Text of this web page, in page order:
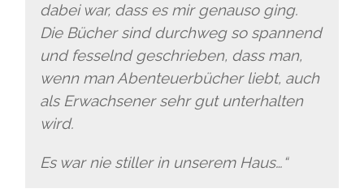
dabei war, dass es mir genauso ging.
Die Bücher sind durchweg so spannend
und fesselnd geschrieben, dass man,
wenn man Abenteuerbücher liebt, auch
als Erwachsener sehr gut unterhalten
wird.
Es war nie stiller in unserem Haus…“